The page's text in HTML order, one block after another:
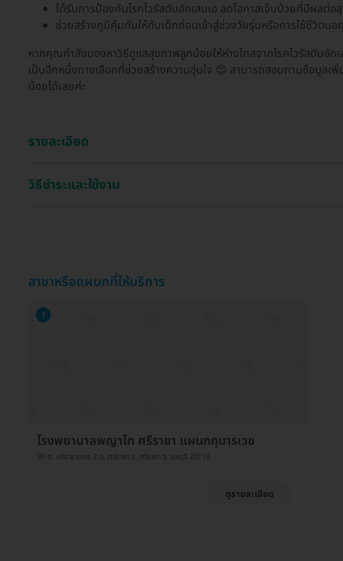
ได้รับการป้องกันโรคไวรัสตับอักเสบเอ ลดโอกาสเจ็บป่วยที่มีผลต่อ
ช่วยสร้างภูมิคุ้มกันให้กับเด็กก่อนเข้าสู่ช่วงวัยรุ่นหรือการใช้ชีวิตนอ
หากคุณกำลังมองหาวิธีดูแลสุขภาพลูกน้อยให้ห่างไกลจากโรคไวรัสตับอักเ
เป็นอีกหนึ่งทางเลือกที่ช่วยสร้างความอุ่นใจ 😊 สามารถสอบถามข้อมูลเ
น้อยได้เลยค่ะ
รายละเอียด
วิธีชำระและใช้งาน
สาขาหรือแผนกที่ให้บริการ
1
โรงพยาบาลพญาไท ศรีราชา แผนกกุมารเวช
90 ถ. ศรีราชานคร 3 ต. ศรีราชา อ. ศรีราชา จ. ชลบุรี 20110
ดูรายละเอียด